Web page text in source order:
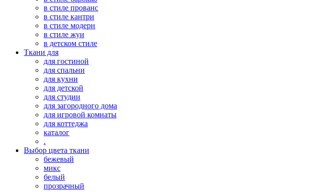
в стиле прованс
в стиле кантри
в стиле модерн
в стиле жуи
в детском стиле
Ткани для
для гостиной
для спальни
для кухни
для детской
для студии
для загородного дома
для игровой комнаты
для коттеджа
каталог
.
Выбор цвета ткани
бежевый
микс
белый
прозрачный